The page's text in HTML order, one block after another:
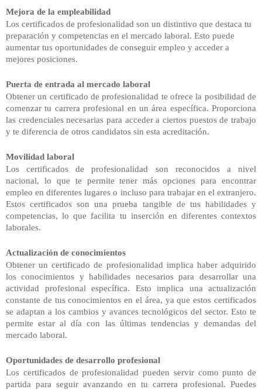
Mejora de la empleabilidad
Los certificados de profesionalidad son un distintivo que destaca tu
preparación y competencias en el mercado laboral. Esto puede
aumentar tus oportunidades de conseguir empleo y acceder a
mejores posiciones.
Puerta de entrada al mercado laboral
Obtenerun certificado de profesionalidad te ofrece la posibilidad de
comenzar tu carrera profesional en un área específica. Proporciona
las credenciales necesarias para acceder a ciertos puestos de trabajo
y te diferencia de otros candidatos sin esta acreditación.
Movilidad laboral
Los certificados de profesionalidad son reconocidos a nivel
nacional, lo que te permite tener más opciones para encontrar
empleo en diferentes lugares o incluso para trabajar en el extranjero.
Estos certificados son una prueba tangible de tus habilidades y
competencias, lo que facilita tu inserción en diferentes contextos
laborales.
Actualización de conocimientos
Obtenerun certificado de profesionalidad implica haber adquirido
los conocimientos y habilidades necesarios para desarrollar una
actividad profesional específica. Esto implica una actualización
constante de tus conocimientos en el área, ya que estos certificados
se adaptan a los cambios y avances tecnológicos del sector. Esto te
permite estar al día con las últimas tendencias y demandas del
mercado laboral.
Oportunidades de desarrollo profesional
Los certificados de profesionalidad pueden servir como punto de
partida para seguir avanzando en tu carrera profesional. Puedes